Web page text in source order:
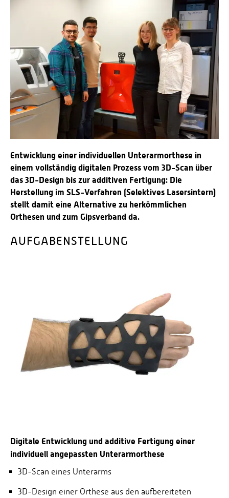
Entwicklung einer individuellen Unterarmorthese in
einem vollständig digitalen Prozess vom 3D-Scan über
das 3D-Design bis zur additiven Fertigung: Die
Herstellung im SLS-Verfahren (Selektives Lasersintern)
stellt damit eine Alternative zu herkömmlichen
Orthesen und zum Gipsverband da.
AUFGABENSTELLUNG
Digitale Entwicklung und additive Fertigung einer
individuell angepassten Unterarmorthese
3D-Scan eines Unterarms
3D-Design einer Orthese aus den aufbereiteten